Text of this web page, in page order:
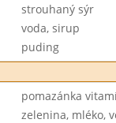
strouhaný sýr
voda, sirup
puding
pomazánka
zelenina, mléko,